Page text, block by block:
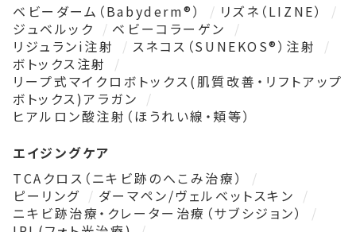
ベビーダーム（Babyderm®）
リズネ（LIZNE）
ジュベルック
ベビーコラーゲン
リジュランi注射
スネコス（SUNEKOS®）注射
ボトックス注射
リープ式マイクロボトックス(肌質改善・リフトアップ
ボトックス)アラガン
ヒアルロン酸注射（ほうれい線・頬等）
エイジングケア
TCAクロス（ニキビ跡のへこみ治療）
ピーリング
ダーマペン/ヴェルベットスキン
ニキビ跡治療・クレーター治療（サブシジョン）